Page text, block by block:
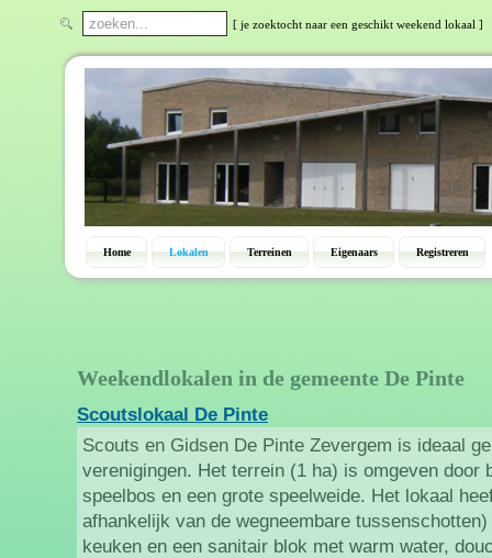
[ je zoektocht naar een geschikt weekend lokaal ]
Home Lokalen Terreinen Eigenaars Registreren
Weekendlokalen in de gemeente De Pinte
Scoutslokaal De Pinte
Scouts en Gidsen De Pinte Zevergem is ideaal
verenigingen. Het terrein (1 ha) is omgeven door
speelbos en een grote speelweide. Het lokaal
afhankelijk van de wegneembare
keuken en een sanitair blok met warm water,